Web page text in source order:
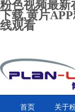
粉色视频最新
下载,黄片
线观看
首页 关于